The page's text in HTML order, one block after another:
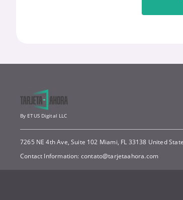
By ETUS Digital LLC
7265 NE 4th Ave, Suite 102 Miami, FL 33138 United
Contact Information: contato@tarjetaahora.com